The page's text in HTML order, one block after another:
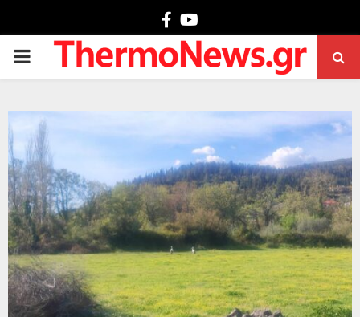
Facebook
PRIMARY